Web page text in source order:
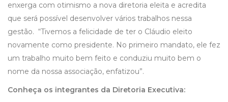
enxerga com otimismo a nova diretoria eleita e acredita
que será possível desenvolver vários trabalhos nessa
gestão. “Tivemos a felicidade de ter o Cláudio eleito
novamente como presidente. No primeiro mandato, ele fez
um trabalho muito bem feito e conduziu muito bem o
nome da nossa associação, enfatizou”.
Conheça os integrantes da Diretoria Executiva: